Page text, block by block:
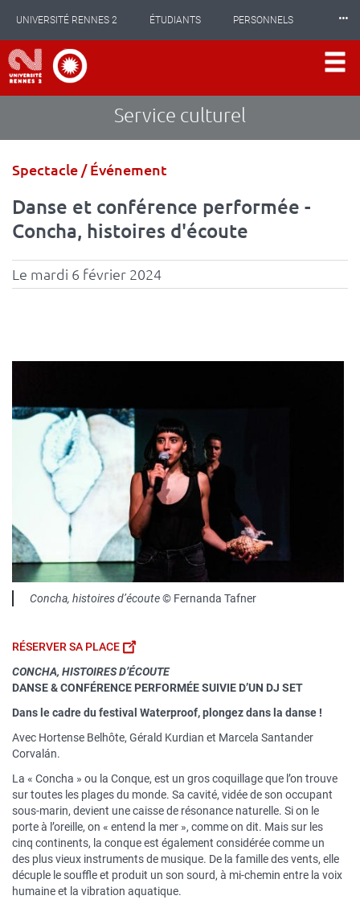
contenu
principal
UNIVERSITÉ RENNES 2 ÉTUDIANTS PERSONNELS
INTERNATIONAL
⸱⸱⸱
Service culturel
Type
Spectacle / Événement
Danse et conférence performée -
Concha, histoires d'écoute
Le mardi 6 février 2024
forme
de
paragraphes
Légende
Concha, histoires d’écoute© Fernanda Tafner
RÉSERVER SA PLACE
CONCHA, HISTOIRES D’ÉCOUTE
DANSE & CONFÉRENCE PERFORMÉE SUIVIE D’UN DJ SET
Dans le cadre du festival Waterproof, plongez dans la danse !
Avec Hortense Belhôte, Gérald Kurdian et Marcela Santander
Corvalán.
La « Concha » ou la Conque, est un gros coquillage que l’on trouve
sur toutes les plages du monde. Sa cavité, vidée de son occupant
sous-marin, devient une caisse de résonance naturelle. Si on le
porte à l’oreille, on « entend la mer », comme on dit. Mais sur les
cinq continents, la conque est également considérée comme un
des plus vieux instruments de musique. De la famille des vents, elle
décuple le souffle et produit un son sourd, à mi-chemin entre la voix
humaine et la vibration aquatique.